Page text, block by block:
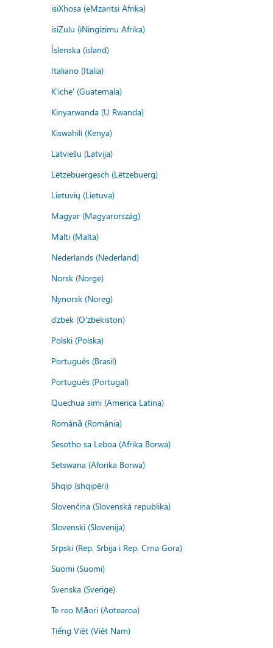
isiXhosa (eMzantsi Afrika)
isiZulu (iNingizimu Afrika)
Íslenska (ísland)
Italiano (Italia)
K'iche' (Guatemala)
Kinyarwanda (U Rwanda)
Kiswahili (Kenya)
Latviešu (Latvija)
Lëtzebuergesch (Lëtzebuerg)
Lietuvių (Lietuva)
Magyar (Magyarország)
Malti (Malta)
Nederlands (Nederland)
Norsk (Norge)
Nynorsk (Noreg)
o'zbek (O'zbekiston)
Polski (Polska)
Português (Brasil)
Português (Portugal)
Quechua simi (America Latina)
Română (România)
Sesotho sa Leboa (Afrika Borwa)
Setswana (Aforika Borwa)
Shqip (shqipëri)
Slovenčina (Slovenská republika)
Slovenski (Slovenija)
Srpski (Rep. Srbija i Rep. Crna Gora)
Suomi (Suomi)
Svenska (Sverige)
Te reo Māori (Aotearoa)
Tiếng Việt (Việt Nam)